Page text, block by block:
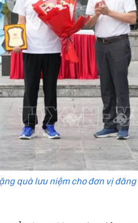
quà lưu niệm cho đơn vị